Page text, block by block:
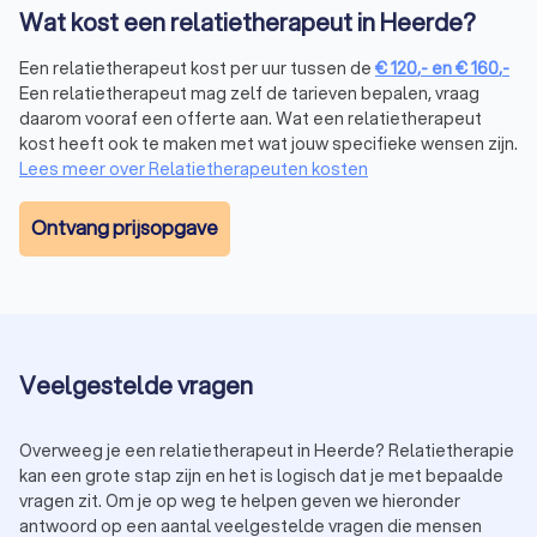
Elke relatietherapeut hanteert een eigen aanpak, gebaseerd
op persoonlijke voorkeur, specialisaties en ervaring. Een
relatietherapeut richt zich soms op één specifieke methode,
maar kan ook meerdere therapievormen combineren om tot
een behandeling te komen die het beste past bij jullie als
koppel. Relatietherapeuten in Heerde maken gebruik van de
volgende therapievormen om relatieproblemen aan te
Emotionally Focused Therapy
emotionele band door negatieve patronen zichtbaar te
maken en te doorbreken. Je spreekt onderliggende
reacties. Je leert welk gedrag en communicatie wel
constructief werkt, zodat je meer duidelijkheid en rust
Acceptance and Commitment Therapy(ACT) helpt je
om lastige emoties niet weg te duwen, maar ermee om
te gaan en keuzes te maken die passen bij jullie
waarden. Zo bouw je samen aan een veerkrachtige
Wat kost een relatietherapeut in Heerde?
Een relatietherapeut kost per uur tussen de €120,- en€160,-
Een relatietherapeut mag zelf de tarieven bepalen, vraag
daarom vooraf een offerte aan. Wat een relatietherapeut
kost heeft ook te maken met wat jouw specifieke wensen zijn.
Lees meer over Relatietherapeuten kosten
Ontvang prijsopgave
Veelgestelde vragen
Overweeg je een relatietherapeut in Heerde? Relatietherapie
kan een grote stap zijn en het is logisch dat je met bepaalde
vragen zit. Om je op weg te helpen geven we hieronder
antwoord op een aantal veelgestelde vragen die mensen